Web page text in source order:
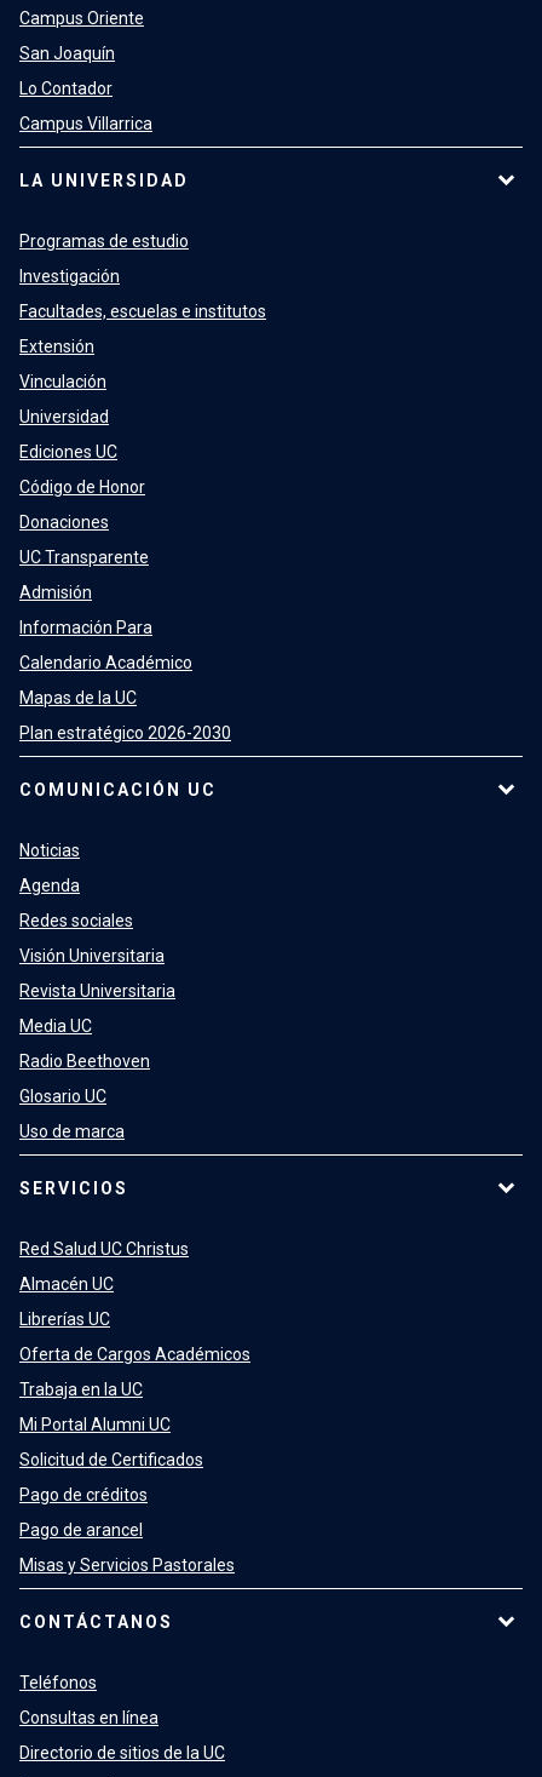
Campus Oriente
San Joaquín
Lo Contador
Campus Villarrica
LA UNIVERSIDAD
Programas de estudio
Investigación
Facultades, escuelas e institutos
Extensión
Vinculación
Universidad
Ediciones UC
Código de Honor
Donaciones
UC Transparente
Admisión
Información Para
Calendario Académico
Mapas de la UC
Plan estratégico 2026-2030
COMUNICACIÓN UC
Noticias
Agenda
Redes sociales
Visión Universitaria
Revista Universitaria
Media UC
Radio Beethoven
Glosario UC
Uso de marca
SERVICIOS
Red Salud UC Christus
Almacén UC
Librerías UC
Oferta de Cargos Académicos
Trabaja en la UC
Mi Portal Alumni UC
Solicitud de Certificados
Pago de créditos
Pago de arancel
Misas y Servicios Pastorales
CONTÁCTANOS
Teléfonos
Consultas en línea
Directorio de sitios de la UC